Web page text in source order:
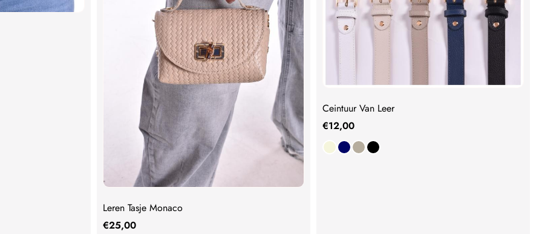
Leren Tasje Monaco
€25,00
Ceintuur Van Leer
€12,00